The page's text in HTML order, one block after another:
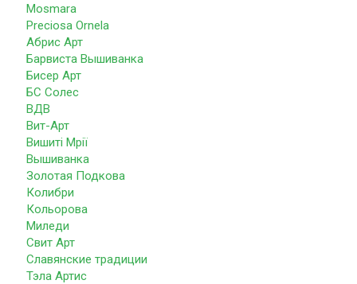
Mosmara
Preciosa Ornela
Абрис Арт
Барвиста Вышиванка
Бисер Арт
БС Солес
ВДВ
Вит-Арт
Вишиті Мрії
Вышиванка
Золотая Подкова
Колибри
Кольорова
Миледи
Свит Арт
Славянские традиции
Тэла Артис